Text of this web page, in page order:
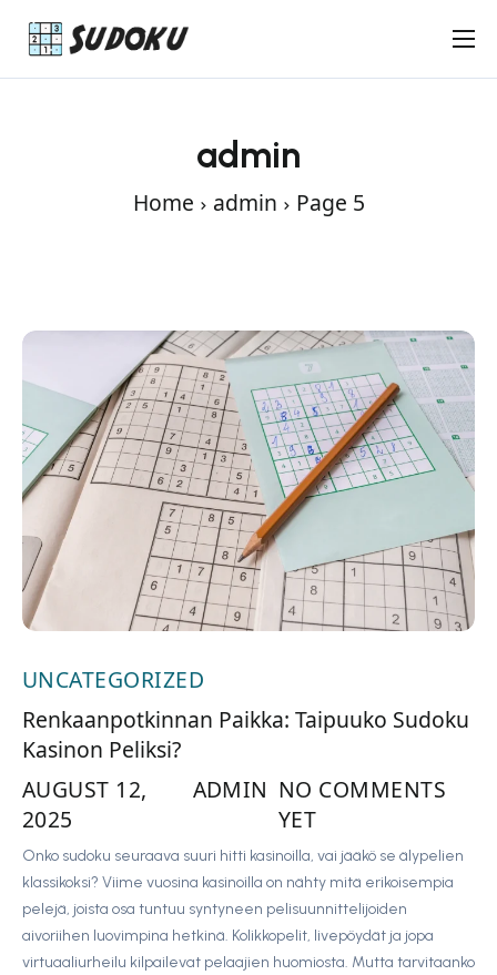
Keskivaikea Sudoku
admin
Home admin Page 5
UNCATEGORIZED
Renkaanpotkinnan Paikka: Taipuuko Sudoku
Kasinon Peliksi?
AUGUST 12,
2025
ADMIN NO COMMENTS
YET
Onko sudoku seuraava suuri hitti kasinoilla, vai jääkö se älypelien
klassikoksi? Viime vuosina kasinoilla on nähty mitä erikoisempia
pelejä, joista osa tuntuu syntyneen pelisuunnittelijoiden
aivoriihen luovimpina hetkinä. Kolikkopelit, livepöydät ja jopa
virtuaaliurheilu kilpailevat pelaajien huomiosta. Mutta tarvitaanko